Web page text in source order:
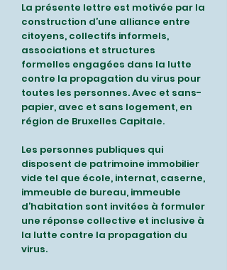
La présente lettre est motivée par la
construction d’une alliance entre
citoyens, collectifs informels,
associations et structures
formelles engagées dans la lutte
contre la propagation du virus pour
toutes les personnes. Avec et sans-
papier, avec et sans logement, en
région de Bruxelles Capitale.
Les personnes publiques qui
disposent de patrimoine immobilier
vide tel que école, internat, caserne,
immeuble de bureau, immeuble
d’habitation sont invitées à formuler
une réponse collective et inclusive à
la lutte contre la propagation du
virus.